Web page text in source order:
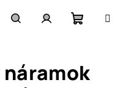
košík